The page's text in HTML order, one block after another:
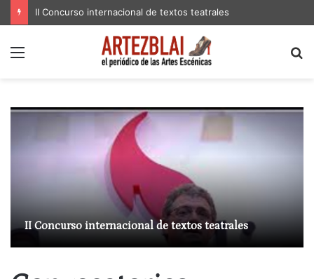
II Concurso internacional de textos teatrales
Menú
II Concurso internacional de textos teatrales